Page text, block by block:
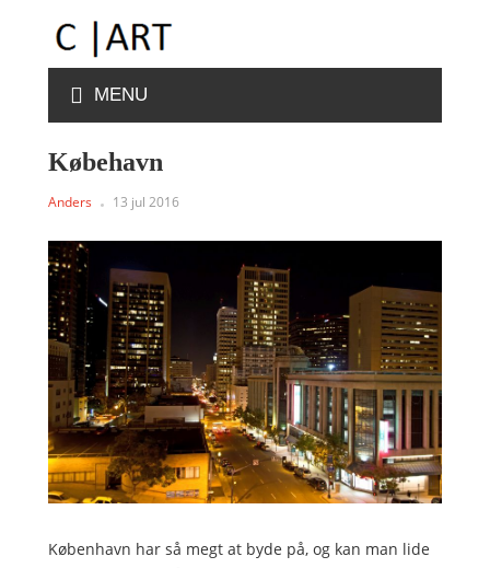
MENU
Købehavn
Anders 13 jul 2016
København har så megt at byde på, og kan man lide